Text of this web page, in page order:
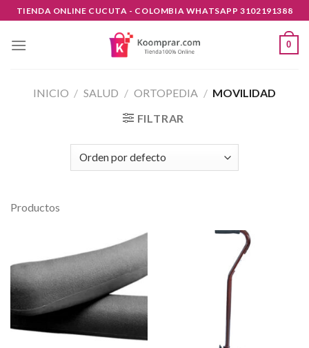
Skip
to
content
TIENDA ONLINE CUCUTA - COLOMBIA WHATSAPP 3102191388
0
INICIO / SALUD / ORTOPEDIA / MOVILIDAD
FILTRAR
Productos